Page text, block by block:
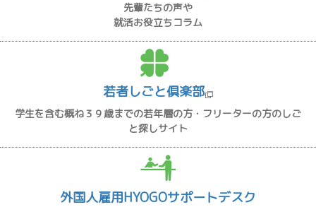
先輩たちの声や
就活お役立ちコラム
若者しごと倶楽部
学生を含む概ね３９歳までの若年層の方・フリーターの方のしご
と探しサイト
外国人雇用HYOGOサポートデスク